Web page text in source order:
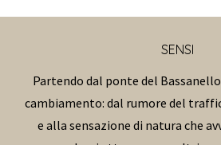
SENSI
Partendo dal ponte del
cambiamento: dal rumore del
e alla sensazione di natura che